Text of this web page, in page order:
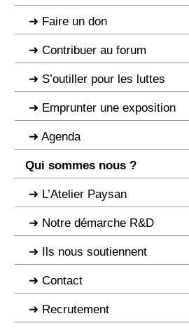
Faire un don
Contribuer au forum
S’outiller pour les luttes
Emprunter une exposition
Agenda
Qui sommes nous ?
L’Atelier Paysan
Notre démarche R&D
Ils nous soutiennent
Contact
Recrutement